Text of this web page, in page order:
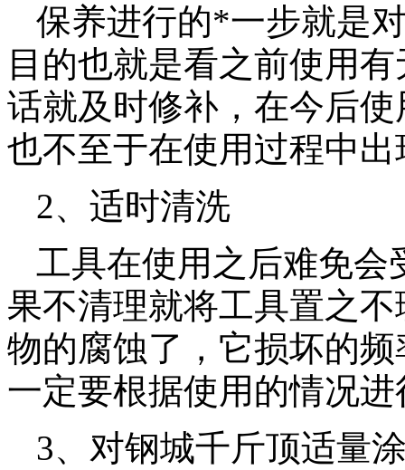
保养进行的*一步就是
目的也就是看之前使用
话就及时修补，在今后
也不至于在使用过程中
2、适时清洗
工具在使用之后难免会
果不清理就将工具置之
物的腐蚀了，它损坏的
一定要根据使用的情况进
3、对钢城千斤顶适量